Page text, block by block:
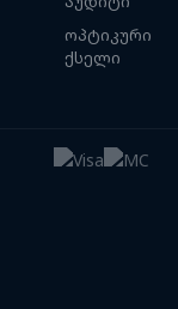
ოპტიკური
ქსელი